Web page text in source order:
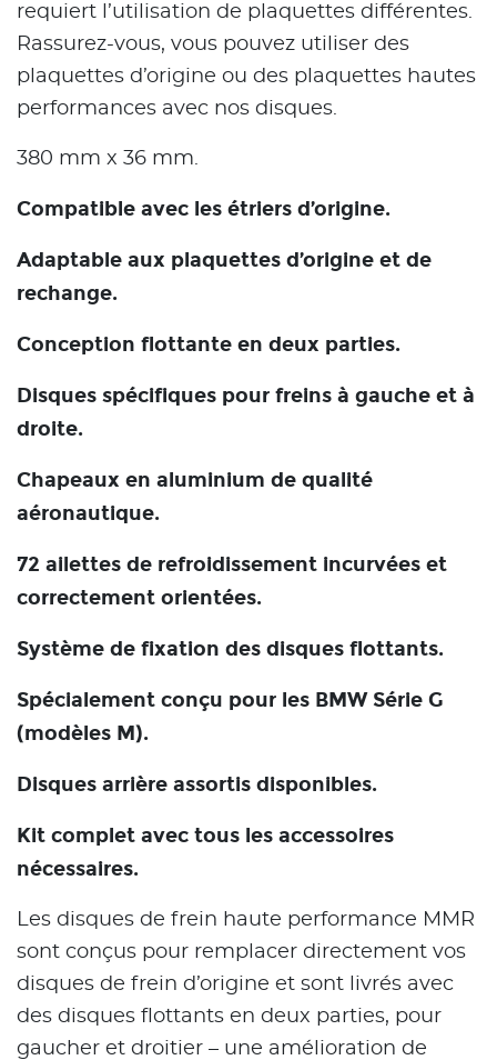
requiert l’utilisation de plaquettes différentes.
Rassurez-vous, vous pouvez utiliser des
plaquettes d’origine ou des plaquettes hautes
performances avec nos disques.
380 mm x 36 mm.
Compatible avec les étriers d’origine.
Adaptable aux plaquettes d’origine et de
rechange.
Conception flottante en deux parties.
Disques spécifiques pour freins à gauche et à
droite.
Chapeaux en aluminium de qualité
aéronautique.
72 ailettes de refroidissement incurvées et
correctement orientées.
Système de fixation des disques flottants.
Spécialement conçu pour les BMW Série G
(modèles M).
Disques arrière assortis disponibles.
Kit complet avec tous les accessoires
nécessaires.
Les disques de frein haute performance MMR
sont conçus pour remplacer directement vos
disques de frein d’origine et sont livrés avec
des disques flottants en deux parties, pour
gaucher et droitier – une amélioration de